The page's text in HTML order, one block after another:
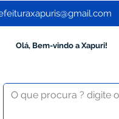
Olá, Bem-vindo a Xapuri!